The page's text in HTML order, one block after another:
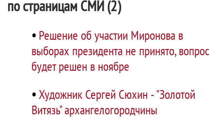
по страницам СМИ (2)
• Решение об участии Миронова в
выборах президента не принято, вопрос
будет решен в ноябре
•Художник Сергей Сюхин - "Золотой
Витязь" архангелогородчины